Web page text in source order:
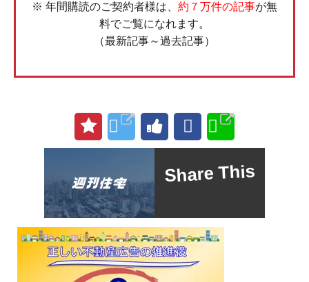
※ 年間購読のご契約者様は、 約７万件の記事が無
料でご覧になれます。
（最新記事～過去記事）
Share This